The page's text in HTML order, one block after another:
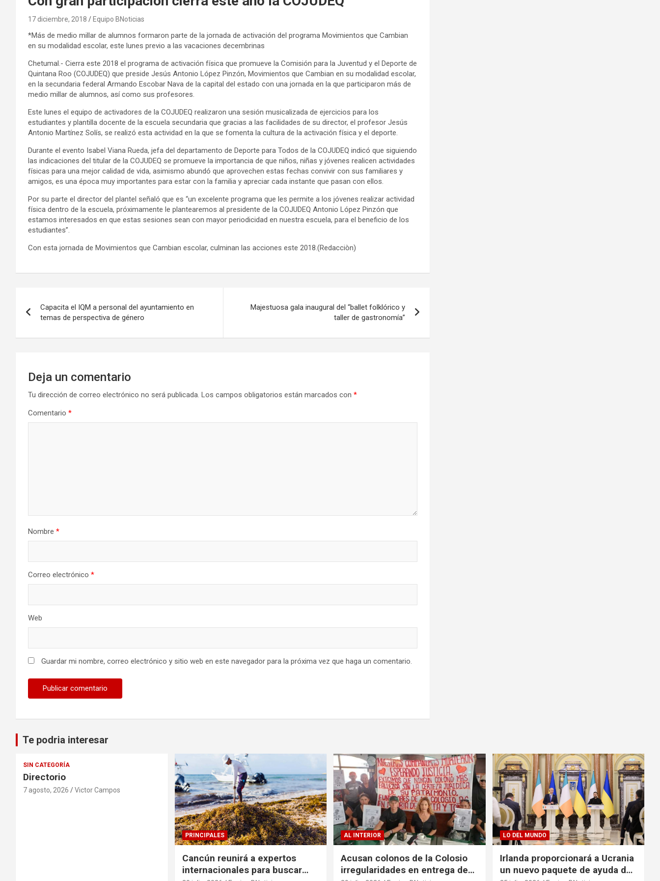
17 diciembre, 2018 Equipo BNoticias
*Más de medio millar de alumnos formaron parte de la jornada de activación del programa Movimientos que Cambian
en su modalidad escolar, este lunes previo a las vacaciones decembrinas
Chetumal.- Cierra este 2018 el programa de activación física que promueve la Comisión para la Juventud y el Deporte de
Quintana Roo (COJUDEQ) que preside Jesús Antonio López Pinzón, Movimientos que Cambian en su modalidad escolar,
en la secundaria federal Armando Escobar Nava de la capital del estado con una jornada en la que participaron más de
medio millar de alumnos, así como sus profesores.
Este lunes el equipo de activadores de la COJUDEQ realizaron una sesión musicalizada de ejercicios para los
estudiantes y plantilla docente de la escuela secundaria que gracias a las facilidades de su director, el profesor Jesús
Antonio Martínez Solís, se realizó esta actividad en la que se fomenta la cultura de la activación física y el deporte.
Durante el evento Isabel Viana Rueda, jefa del departamento de Deporte para Todos de la COJUDEQ indicó que siguiendo
las indicaciones del titular de la COJUDEQ se promueve la importancia de que niños, niñas y jóvenes realicen actividades
físicas para una mejor calidad de vida, asimismo abundó que aprovechen estas fechas convivir con sus familiares y
amigos, es una época muy importantes para estar con la familia y apreciar cada instante que pasan con ellos.
Por su parte el director del plantel señaló que es “un excelente programa que les permite a los jóvenes realizar actividad
física dentro de la escuela, próximamente le plantearemos al presidente de la COJUDEQ Antonio López Pinzón que
estamos interesados en que estas sesiones sean con mayor periodicidad en nuestra escuela, para el beneficio de los
estudiantes”.
Con esta jornada de Movimientos que Cambian escolar, culminan las acciones este 2018.(Redacciòn)
de
entradas
Capacita el IQM a personal del ayuntamiento en
temas de perspectiva de género
Majestuosa gala inaugural del “ballet folklórico y
taller de gastronomía”
Deja un comentario
Tu dirección de correo electrónico no será publicada. Los campos obligatorios están marcados con *
Comentario *
Nombre *
Correo electrónico *
Web
Guardar mi nombre, correo electrónico y sitio web en este navegador para la próxima vez que haga un comentario.
Te podria interesar
SIN CATEGORÍA
Directorio
7 agosto, 2026 Victor Campos
PRINCIPALES
Cancún reunirá a expertos
internacionales para buscar
AL INTERIOR
Acusan colonos de la Colosio
irregularidades en entrega de
LO DEL MUNDO
Irlanda proporcionará a Ucrania
un nuevo paquete de ayuda de